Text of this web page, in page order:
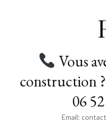
Vous
construction
06
Email: